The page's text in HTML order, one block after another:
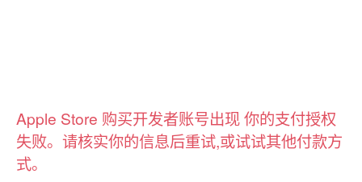
Apple Store 购买开发者账号出现 你的支付授权
失败。请核实你的信息后重试,或试试其他付款方
式。